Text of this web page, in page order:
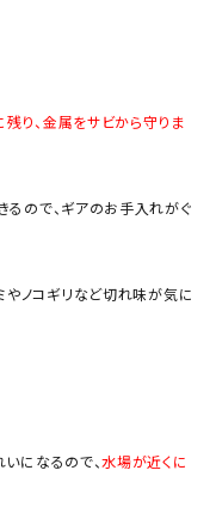
り、金属をサビから守りま
るので、ギアのお手入れがぐ
やノコギリなど切れ味が気に
になるので、水場が近くに